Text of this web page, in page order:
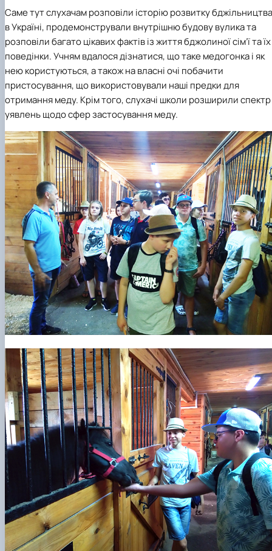
Саме тут слухачам розповіли історію розвитку бджільництва
в Україні, продемонстрували внутрішню будову вулика та
розповіли багато цікавих фактів із життя бджолиної сім’ї та їх
поведінки. Учням вдалося дізнатися, що таке медогонка і як
нею користуються, а також на власні очі побачити
пристосування, що використовували наші предки для
отримання меду. Крім того, слухачі школи розширили спектр
уявлень щодо сфер застосування меду.